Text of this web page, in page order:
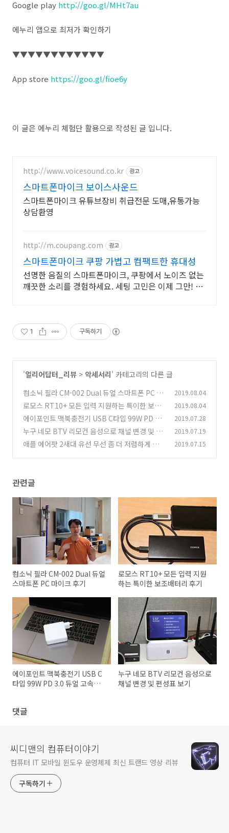
Google play http://goo.gl/MHt7au
에누리 앱으로 최저가 확인하기
▼▼▼▼▼▼▼▼▼▼▼▼
App store https://goo.gl/fioe6y
이 글은 에누리 체험단 활용으로 작성된 글 입니다.
http://www.voicesound.co.kr 광고
스마트폰마이크 보이스사운드
스마트폰마이크 유튜브장비 취급전문 도매,유통가능
상담환영
http://m.coupang.com 광고
스마트폰마이크 쿠팡 가볍고 컴팩트한 휴대성
선명한 음질의 스마트폰마이크, 쿠팡에서 노이즈 없는
깨끗한 소리를 경험하세요. 세팅 고민은 이제 그만! 간
1 구독하기
'얼리어답터_리뷰 > 악세서리' 카테고리의 다른 글
컴소닉 필라 CM-002 Dual 듀얼 스마트폰 PC 마
이크 후기
(0)
2019.08.04
로모스 RT10+ 모든 입력 지원하는 특이한 보조
배터리 후기
(0)
2019.08.04
에이포인트 맥북충전기 USB C타입 99W PD 3.0
듀얼 고속충전기 후기
(1)
2019.07.28
누구 네모 BTV 리모컨 음성으로 채널 변경 및 편
성표 보기
(1)
2019.07.19
애플 에어팟 2새대 유선 무선 좀 더 저렴하게 사
2019.07.15
관련글
컴소닉 필라 CM-002 Dual 듀얼
스마트폰 PC 마이크 후기
로모스 RT10+ 모든 입력 지원
하는 특이한 보조배터리 후기
에이포인트 맥북충전기 USB C
타입 99W PD 3.0 듀얼 고속충
누구 네모 BTV 리모컨 음성으로
채널 변경 및 편성표 보기
댓글
씨디맨의 컴퓨터이야기
컴퓨터 IT 모바일 윈도우 운영체제 최신 트랜드 영상 리뷰
구독하기